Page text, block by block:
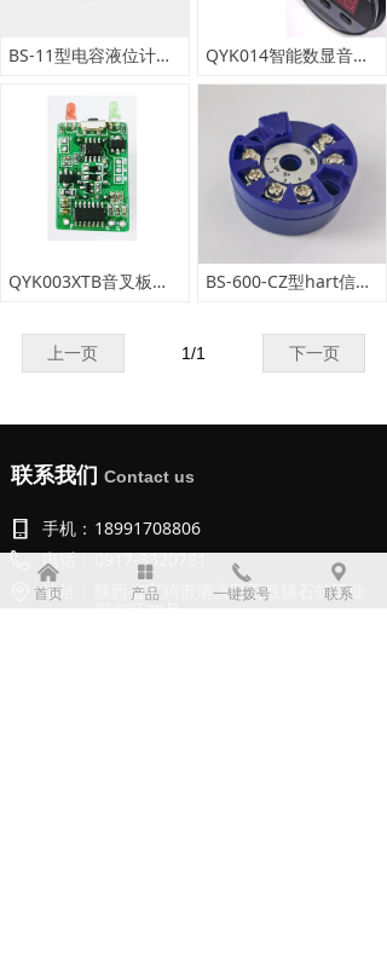
BS-11型电容液位计智能板卡 QYK014智能数显音叉开关板卡
QYK003XTB音叉板卡说明书 BS-600-CZ型hart信号输出磁阻液位模块
上一页 下一页
1/1
联系我们 Contact us
手机： 18991708806
电话：0917-3320781
地址：
陕西省宝鸡市渭滨区石鼓镇石鼓工业
낀
首页
넒
产品
끅
一键拨号
끇
联系